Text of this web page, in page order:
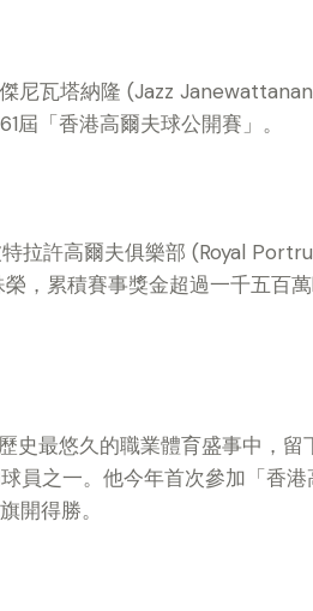
尼瓦塔納隆 (Jazz
屆「香港高爾夫球公開賽」。
拉許高爾夫俱樂部 (Royal
，累積賽事獎金超過一千五百
最悠久的職業體育盛事中，留
員之一。他今年首次參加「香
開得勝。